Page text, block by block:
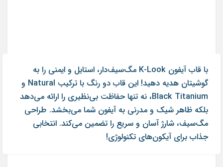
با قاب آیفون K-Look مگ‌سیف‌دار، استایل و ایمنی را به
گوشیتان هدیه دهید! این قاب دو رنگ با ترکیب Natural و
Black Titanium، نه تنها حفاظت بی‌نظیری را ارائه می‌دهد
بلکه ظاهر شیک و مدرنی به آیفون شما می‌بخشد. طراحی
مگ‌سیف، شارژ آسان و سریع را تضمین می‌کند. انتخابی
جذاب برای آیکون‌های تکنولوژی!